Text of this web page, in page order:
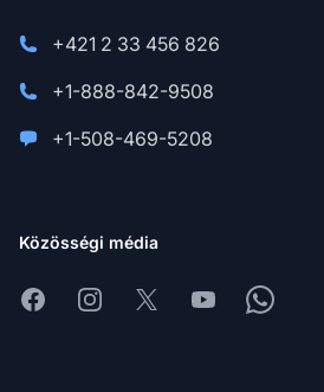
+421 2 33 456 826
+1-888-842-9508
+1-508-469-5208
Közösségi média
FacebookInstagram
X YoutubeWhatsapp